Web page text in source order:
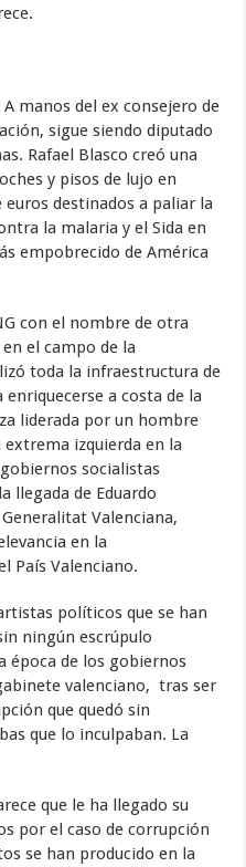
manos del ex consejero de
sigue siendo diputado
Rafael Blasco creó una
y pisos de lujo en
destinados a paliar la
la malaria y el Sida en
empobrecido de América
con el nombre de otra
el campo de la
toda la infraestructura de
a costa de la
liderada por un hombre
izquierda en la
socialistas
llegada de Eduardo
Valenciana,
en la
País Valenciano.
políticos que se han
ningún escrúpulo
época de los gobiernos
valenciano, tras ser
que quedó sin
que lo inculpaban. La
que le ha llegado su
por el caso de corrupción
se han producido en la